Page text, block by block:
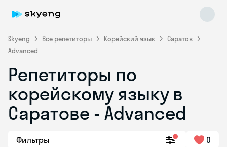
Skyeng Все репетиторы Корейский язык
Саратов
Advanced
Репетиторы по
корейскому языку в
Саратове - Advanced
Фильтры 0
Skyeng Chat
online